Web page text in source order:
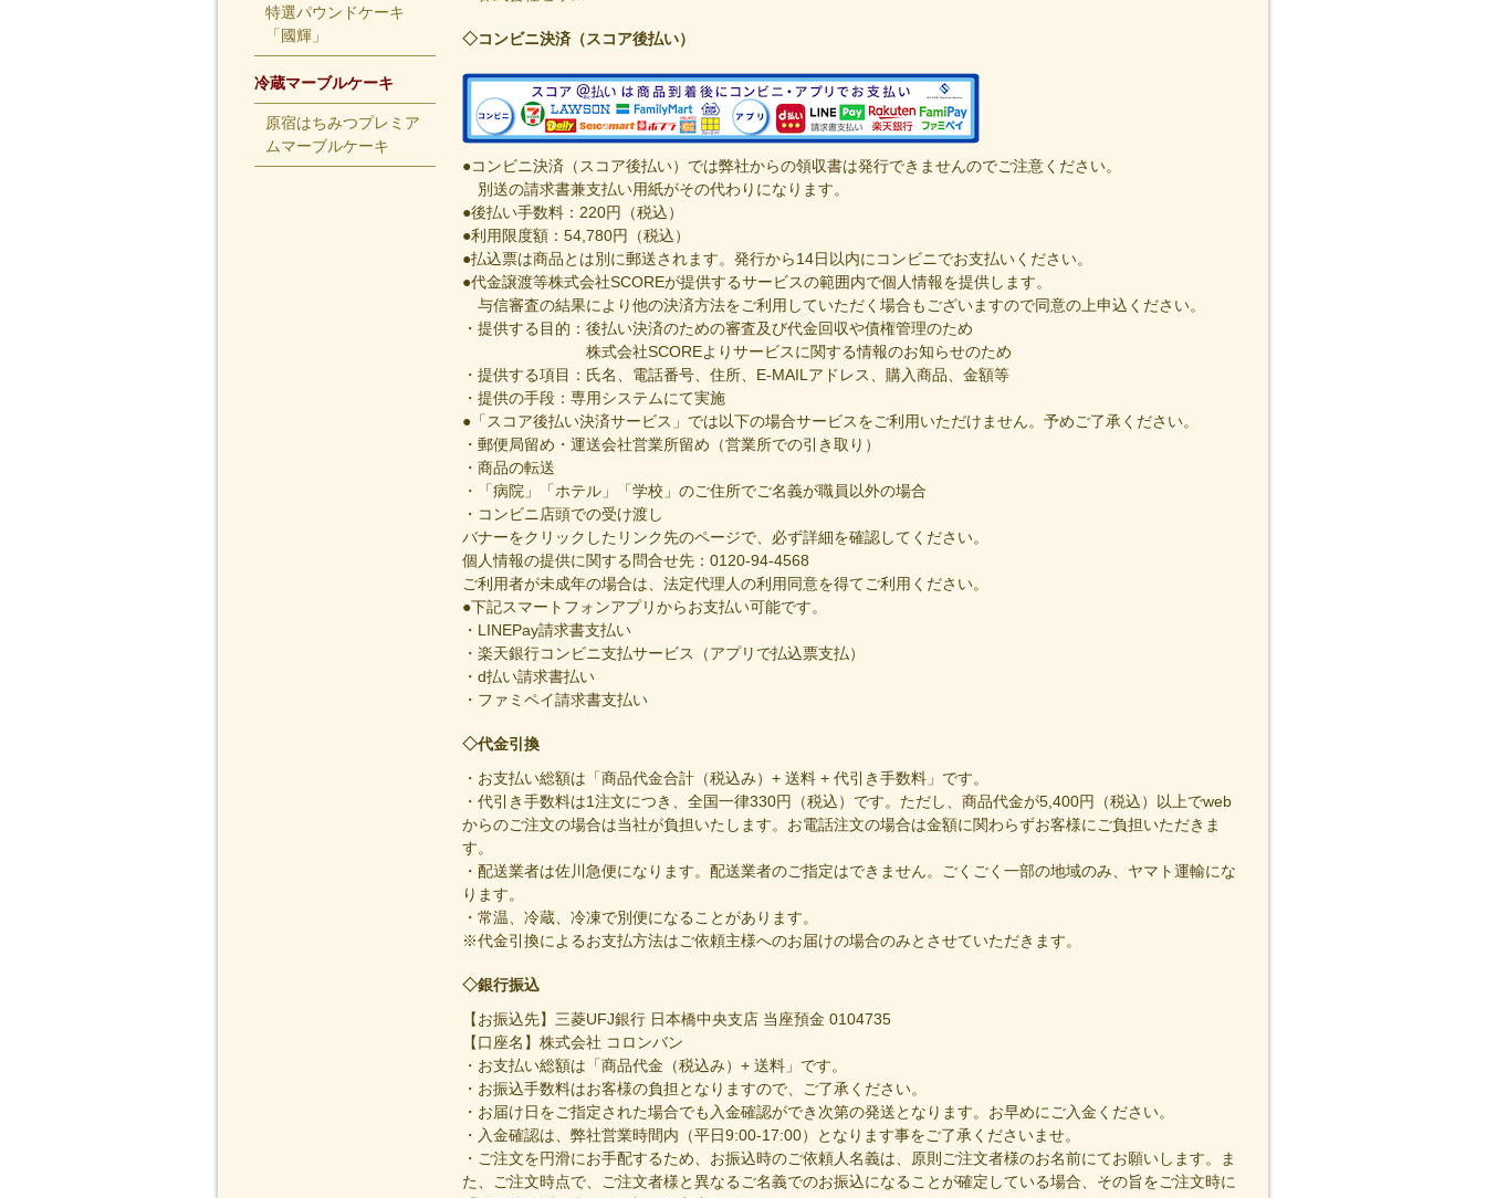
特選パウンドケーキ
「國輝」
冷蔵マーブルケーキ
原宿はちみつプレミア
ムマーブルケーキ
◇コンビニ決済（スコア後払い）
●コンビニ決済（スコア後払い）では弊社からの領収書は発行できませんのでご注意ください。
別送の請求書兼支払い用紙がその代わりになります。
●後払い手数料：220円（税込）
●利用限度額：54,780円（税込）
●払込票は商品とは別に郵送されます。発行から14日以内にコンビニでお支払いください。
●代金譲渡等株式会社SCOREが提供するサービスの範囲内で個人情報を提供します。
与信審査の結果により他の決済方法をご利用していただく場合もございますので同意の上申込ください。
・提供する目的：後払い決済のための審査及び代金回収や債権管理のため
株式会社SCOREよりサービスに関する情報のお知らせのため
・提供する項目：氏名、電話番号、住所、E‐MAILアドレス、購入商品、金額等
・提供の手段：専用システムにて実施
●「スコア後払い決済サービス」では以下の場合サービスをご利用いただけません。予めご了承ください。
・郵便局留め・運送会社営業所留め（営業所での引き取り）
・商品の転送
・「病院」「ホテル」「学校」のご住所でご名義が職員以外の場合
・コンビニ店頭での受け渡し
バナーをクリックしたリンク先のページで、必ず詳細を確認してください。
個人情報の提供に関する問合せ先：0120-94-4568
ご利用者が未成年の場合は、法定代理人の利用同意を得てご利用ください。
●下記スマートフォンアプリからお支払い可能です。
・LINEPay請求書支払い
・楽天銀行コンビニ支払サービス（アプリで払込票支払）
・d払い請求書払い
・ファミペイ請求書支払い
◇代金引換
・お支払い総額は「商品代金合計（税込み）+ 送料 + 代引き手数料」です。
・代引き手数料は1注文につき、全国一律330円（税込）です。ただし、商品代金が5,400円（税込）以上でweb
からのご注文の場合は当社が負担いたします。お電話注文の場合は金額に関わらずお客様にご負担いただきま
す。
・配送業者は佐川急便になります。配送業者のご指定はできません。ごくごく一部の地域のみ、ヤマト運輸にな
ります。
・常温、冷蔵、冷凍で別便になることがあります。
※代金引換によるお支払方法はご依頼主様へのお届けの場合のみとさせていただきます。
◇銀行振込
【お振込先】三菱UFJ銀行 日本橋中央支店 当座預金 0104735
【口座名】株式会社 コロンバン
・お支払い総額は「商品代金（税込み）+ 送料」です。
・お振込手数料はお客様の負担となりますので、ご了承ください。
・お届け日をご指定された場合でも入金確認ができ次第の発送となります。お早めにご入金ください。
・入金確認は、弊社営業時間内（平日9:00-17:00）となります事をご了承くださいませ。
・ご注文を円滑にお手配するため、お振込時のご依頼人名義は、原則ご注文者様のお名前にてお願いします。ま
た、ご注文時点で、ご注文者様と異なるご名義でのお振込になることが確定している場合、その旨をご注文時に